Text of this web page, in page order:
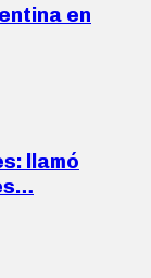
en
llamó